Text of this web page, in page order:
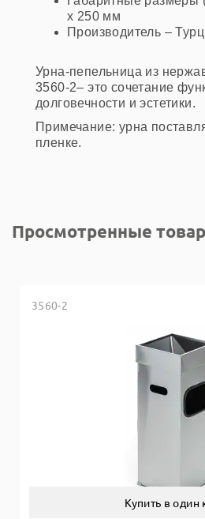
x 250 мм
Производитель –
Урна-пепельница из
3560-2– это сочетание
долговечности и эстетики.
Примечание: урна
пленке.
Просмотренные
3560-2
Купить в один